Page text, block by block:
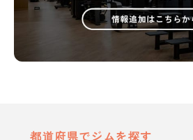
都道府県でジムを探す